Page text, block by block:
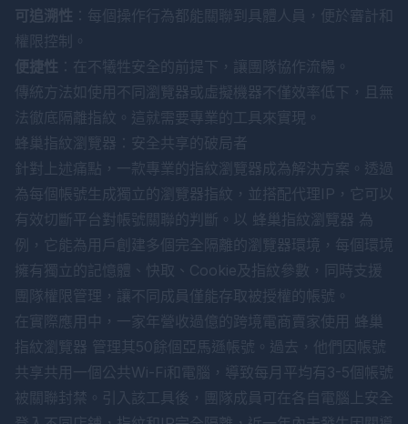
可追溯性 ：每個操作行為都能關聯到具體人員，便於審計和
權限控制。
便捷性 ：在不犧牲安全的前提下，讓團隊協作流暢。
傳統方法如使用不同瀏覽器或虛擬機器不僅效率低下，且無
法徹底隔離指紋。這就需要專業的工具來實現。
蜂巢指紋瀏覽器：安全共享的破局者
針對上述痛點，一款專業的指紋瀏覽器成為解決方案。透過
為每個帳號生成獨立的瀏覽器指紋，並搭配代理IP，它可以
有效切斷平台對帳號關聯的判斷。以 蜂巢指紋瀏覽器 為
例，它能為用戶創建多個完全隔離的瀏覽器環境，每個環境
擁有獨立的記憶體、快取、Cookie及指紋參數，同時支援
團隊權限管理，讓不同成員僅能存取被授權的帳號。
在實際應用中，一家年營收過億的跨境電商賣家使用 蜂巢
指紋瀏覽器 管理其50餘個亞馬遜帳號。過去，他們因帳號
共享共用一個公共Wi-Fi和電腦，導致每月平均有3-5個帳號
被關聯封禁。引入該工具後，團隊成員可在各自電腦上安全